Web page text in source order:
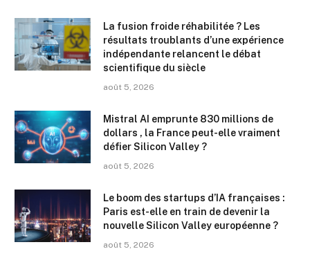
La fusion froide réhabilitée ? Les
résultats troublants d’une expérience
indépendante relancent le débat
scientifique du siècle
août 5, 2026
Mistral AI emprunte 830 millions de
dollars , la France peut-elle vraiment
défier Silicon Valley ?
août 5, 2026
Le boom des startups d’IA françaises :
Paris est-elle en train de devenir la
nouvelle Silicon Valley européenne ?
août 5, 2026